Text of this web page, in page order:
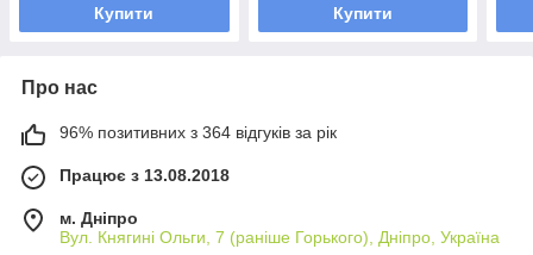
Купити Купити
Про нас
96% позитивних з 364 відгуків за рік
Працює з 13.08.2018
м. Дніпро
Вул. Княгині Ольги, 7 (раніше Горького), Дніпро, Україна